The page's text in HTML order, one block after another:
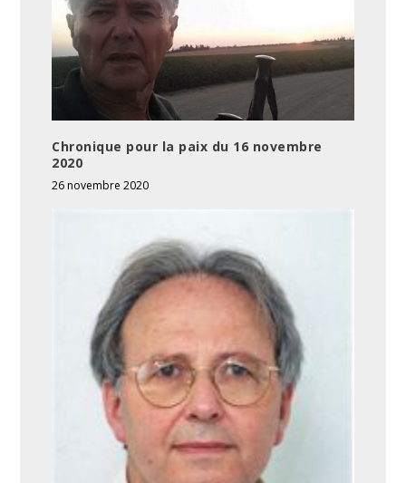
Chronique pour la paix du 16 novembre
2020
26 novembre 2020